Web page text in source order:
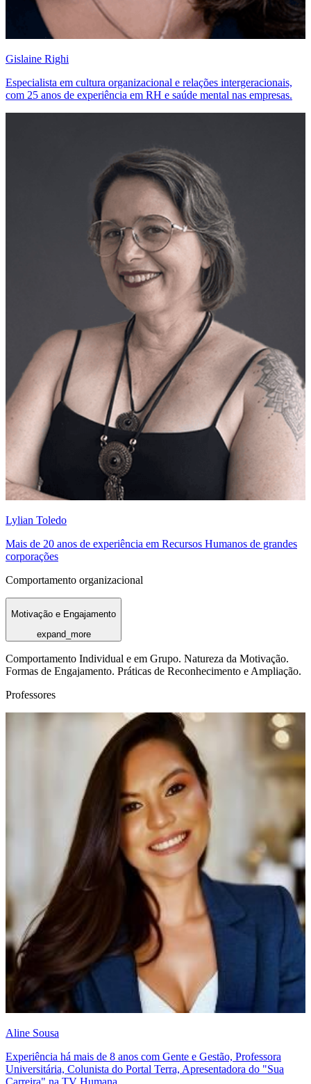
Gislaine Righi
Especialista em cultura organizacional e relações intergeracionais,
com 25 anos de experiência em RH e saúde mental nas empresas.
Lylian Toledo
Mais de 20 anos de experiência em Recursos Humanos de grandes
corporações
Comportamento organizacional
Motivação e Engajamento
expand_more
Comportamento Individual e em Grupo. Natureza da Motivação.
Formas de Engajamento. Práticas de Reconhecimento e Ampliação.
Professores
Aline Sousa
Experiência há mais de 8 anos com Gente e Gestão, Professora
Universitária, Colunista do Portal Terra, Apresentadora do "Sua
Carreira" na TV Humana